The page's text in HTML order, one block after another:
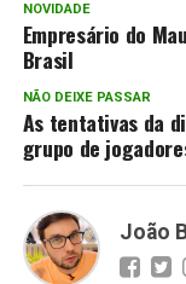
NOVIDADE
Empresário do
Brasil
NÃO DEIXE PASSAR
As tentativas da
grupo de
João